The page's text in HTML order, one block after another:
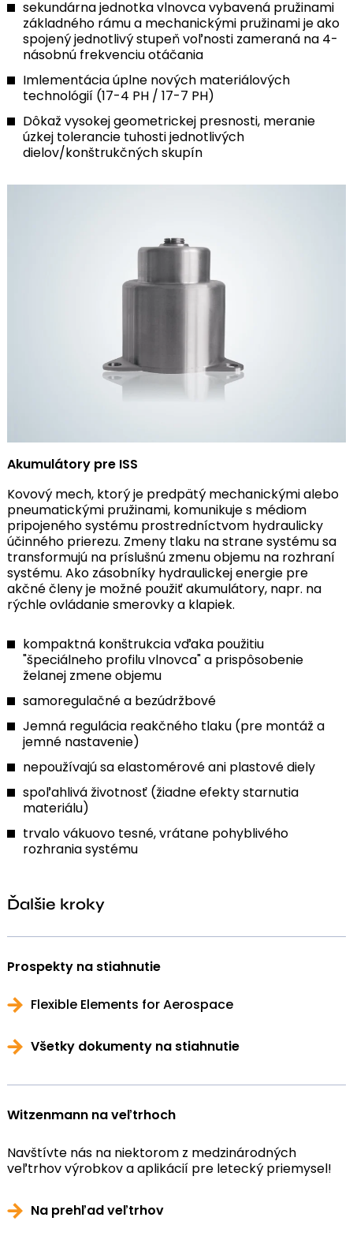
sekundárna jednotka vlnovca vybavená pružinami
základného rámu a mechanickými pružinami je ako
spojený jednotlivý stupeň voľnosti zameraná na 4-
násobnú frekvenciu otáčania
Imlementácia úplne nových materiálových
technológií (17-4 PH / 17-7 PH)
Dôkaž vysokej geometrickej presnosti, meranie
úzkej tolerancie tuhosti jednotlivých
dielov/konštrukčných skupín
Akumulátory pre ISS
Kovový mech, ktorý je predpätý mechanickými alebo
pneumatickými pružinami, komunikuje s médiom
pripojeného systému prostredníctvom hydraulicky
účinného prierezu. Zmeny tlaku na strane systému sa
transformujú na príslušnú zmenu objemu na rozhraní
systému. Ako zásobníky hydraulickej energie pre
akčné členy je možné použiť akumulátory, napr. na
rýchle ovládanie smerovky a klapiek.
kompaktná konštrukcia vďaka použitiu
"špeciálneho profilu vlnovca" a prispôsobenie
želanej zmene objemu
samoregulačné a bezúdržbové
Jemná regulácia reakčného tlaku (pre montáž a
jemné nastavenie)
nepoužívajú sa elastomérové ani plastové diely
spoľahlivá životnosť (žiadne efekty starnutia
materiálu)
trvalo vákuovo tesné, vrátane pohyblivého
rozhrania systému
Ďalšie kroky
Prospekty na stiahnutie
Flexible Elements for Aerospace
Všetky dokumenty na stiahnutie
Witzenmann na veľtrhoch
Navštívte nás na niektorom z medzinárodných
veľtrhov výrobkov a aplikácií pre letecký priemysel!
Na prehľad veľtrhov